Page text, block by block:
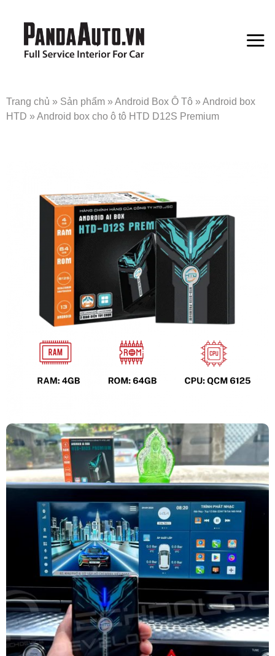
Trang chủ » Sản phẩm »Android Box Ô Tô »Android box
HTD »Android box cho ô tô HTD D12S Premium